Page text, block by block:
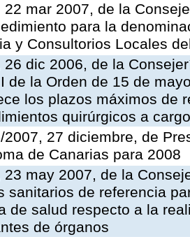
22 mar 2007, de la
para la
y Consultorios Locales
26 dic 2006, de la
de la Orden de 15 de
los plazos máximos de
quirúrgicos a
2007, 27 diciembre, de
de Canarias para 2008
23 may 2007, de la
sanitarios de referencia
de salud respecto a la
de órganos